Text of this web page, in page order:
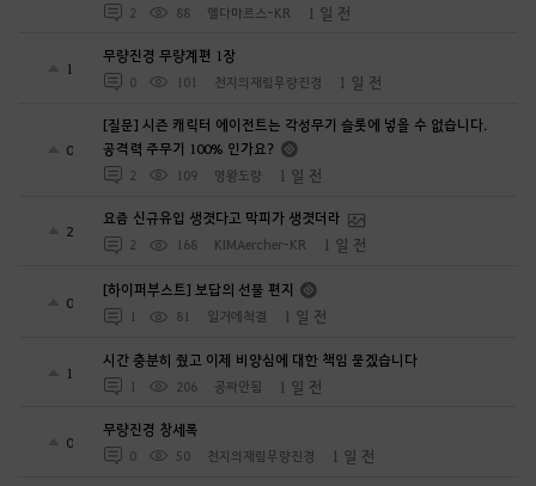
2 88 헬다마르스-KR 1 일 전
1
무량진경 무량계편 1장
0 101 천지의재림무량진경 1 일 전
0
[질문] 시즌 캐릭터 에이전트는 각성무기 슬롯에 넣을 수 없습니다.
공격력 주무기 100% 인가요?
2 109 명왕도량 1 일 전
2
요즘 신규유입 생겻다고 막피가 생겻더라
2 168 KIMAercher-KR 1 일 전
0
[하이퍼부스트] 보답의 선물 편지
1 81 일거에척결 1 일 전
1
시간 충분히 줬고 이제 비양심에 대한 책임 묻겠습니다
1 206 공짜안됨 1 일 전
0
무량진경 창세록
0 50 천지의재림무량진경 1 일 전